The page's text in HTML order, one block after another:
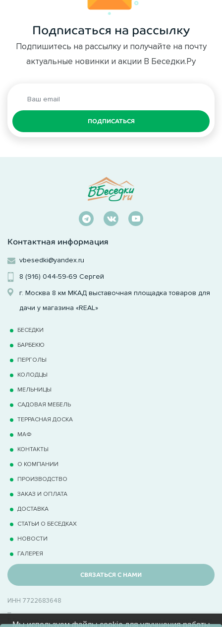
Подписаться на рассылку
Подпишитесь на рассылку и получайте на почту
актуальные новинки и акции В Беседки.Ру
ПОДПИСАТЬСЯ
Контактная информация
vbesedki@yandex.ru
8 (916) 044-59-69 Сергей
г. Москва 8 км МКАД выставочная площадка товаров для
дачи у магазина «REAL»
БЕСЕДКИ
БАРБЕКЮ
ПЕРГОЛЫ
КОЛОДЦЫ
МЕЛЬНИЦЫ
САДОВАЯ МЕБЕЛЬ
ТЕРРАCНАЯ ДОСКА
МАФ
КОНТАКТЫ
О КОМПАНИИ
ПРОИЗВОДСТВО
ЗАКАЗ И ОПЛАТА
ДОСТАВКА
СТАТЬИ О БЕСЕДКАХ
НОВОСТИ
ГАЛЕРЕЯ
СВЯЗАТЬСЯ С НАМИ
ИНН 7722683648
В Беседки.Ру производственно-торговая компания с опытом 15+ лет
Мы используем файлы cookie для улучшения работы